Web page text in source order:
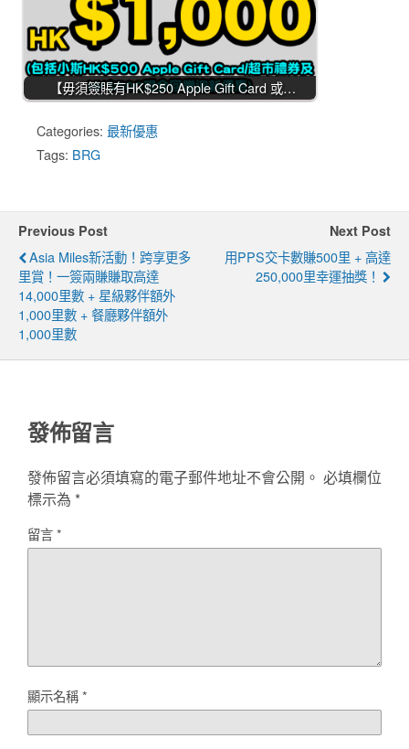
【毋須簽賬有HK$250 Apple Gift Card 或…
Categories: 最新優惠
Tags: BRG
Previous Post
Asia Miles新活動！跨享更多
里賞！一簽兩賺賺取高達
14,000里數 + 星級夥伴額外
1,000里數 + 餐廳夥伴額外
1,000里數
Next Post
用PPS交卡數賺500里 + 高達
250,000里幸運抽獎！
發佈留言
發佈留言必須填寫的電子郵件地址不會公開。 必填欄位
標示為 *
留言*
顯示名稱*